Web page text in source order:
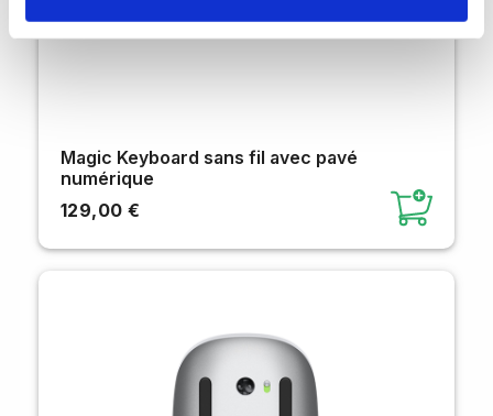
Magic Keyboard sans fil avec pavé
numérique
129,00 €